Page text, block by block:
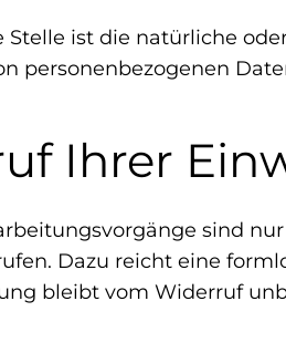
Stelle ist die natürliche
personenbezogenen
Ihrer
sind
Dazu reicht eine
bleibt vom Widerruf